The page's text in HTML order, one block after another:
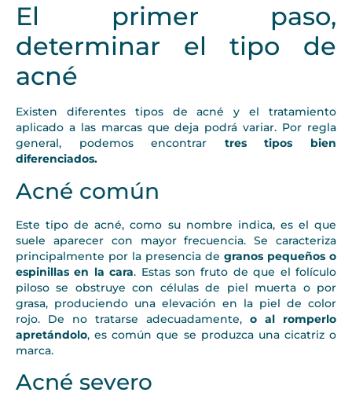
El primer paso,
determinar el tipo de
acné
Existen diferentes tipos de acné y el tratamiento
aplicado a las marcas que deja podrá variar. Por regla
general, podemos encontrar tres tipos bien
diferenciados.
Acné común
Este tipo de acné, como su nombre indica, es el que
suele aparecer con mayor frecuencia. Se caracteriza
principalmente por la presencia de granos pequeños o
espinillas en la cara. Estas son fruto de que el folículo
piloso se obstruye con células de piel muerta o por
grasa, produciendo una elevación en la piel de color
rojo. De no tratarse adecuadamente, o al romperlo
apretándolo, es común que se produzca una cicatriz o
marca.
Acné severo